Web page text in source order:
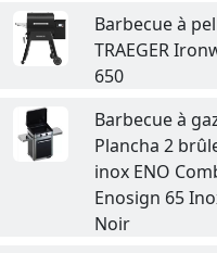
Barbecue à
TRAEGER
650
Barbecue à
Plancha 2
inox ENO
Enosign 65
Noir